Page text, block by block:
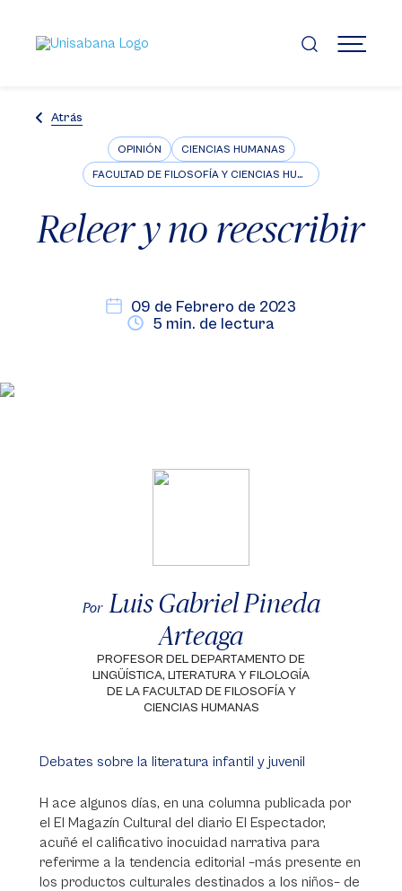
contenido
principal
MENÚ
Atrás
OPINIÓN CIENCIAS HUMANAS
FACULTAD DE FILOSOFÍA Y CIENCIAS HUMANAS
Releer y no reescribir
09 de Febrero de 2023
5 min. de lectura
Por Luis Gabriel Pineda
Arteaga
PROFESOR DEL DEPARTAMENTO DE
LINGÜÍSTICA, LITERATURA Y FILOLOGÍA
DE LA FACULTAD DE FILOSOFÍA Y
CIENCIAS HUMANAS
Debates sobre la literatura infantil y juvenil
H ace algunos días, en una columna publicada por
el El Magazín Cultural del diario El Espectador,
acuñé el calificativo inocuidad narrativa para
referirme a la tendencia editorial –más presente en
los productos culturales destinados a los niños– de